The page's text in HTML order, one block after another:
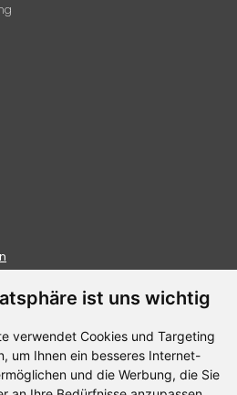
ist uns wichtig
verwendet Cookies und Targeting
um Ihnen ein besseres Internet-
und die Werbung, die Sie